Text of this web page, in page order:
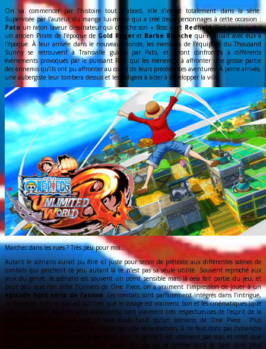
On va commencer par l’histoire tout d’abord, elle s’inclut totalement dans la série.
Supervisée par l’auteur du manga lui-même qui a créé deux personnages à cette occasion :
Pato un raton laveur dessinateur qui cherche son « Boss », et Redfield(Red par la suite)
un ancien Pirate de l’époque de Gold Rogeret Barbe Blanche qui rivalisait avec eux à
l’époque. À leur arrivée dans le nouveau monde, les membres de l’équipage du Thousand
Sunny se retrouvent à Transville guidés par Pato, et seront confrontés à différents
événements provoqués par le puissant Red, qui les mèneront à affronter une grosse partie
des ennemis qu’ils ont pu affronter au cours de leurs précédentes aventures. À peine arrivés,
une aubergiste leur tombera dessus et les obligera à aider à développer la ville.
Marcher dans les rues ? Très peu pour moi…
Autant le scénario aurait pu être ici juste pour servir de prétexte aux différentes scènes de
combats qui jonchent ce jeu, autant là ce n’est pas sa seule utilité. Souvent reproché aux
jeux du genre, le scénario est souvent un point sensible mais là cela fait partie du jeu, et
pour peu que l’on aime l’univers de One Piece, on a vraiment l’impression de jouer à un
épisode hors série de l’animé. Les combats sont parfaitement intégrés dans l’intrigue,
ou l’inverse, mais ce qui est sûr c’est que le dosage est vraiment bon et les cinématiques (que
l’on peut passer pour les plus impatients) sont vraiment très respectueuses de l’esprit de la
série. Pour donner une idée ça vole aussi haut qu’un scénario de One Piece… Plus
sérieusement, il a été imaginé et inspiré par une série d’action, il ne faut donc pas s’attendre
à plus que ce que peut faire le genre et pour le genre il est vraiment pas mal, et n’est que
très peu tombé dans le piège qui aurait été de ne se limiter qu’à la base sans plus